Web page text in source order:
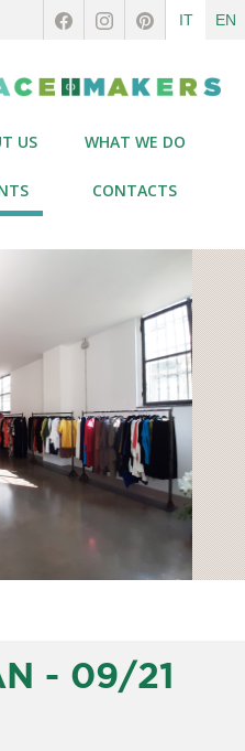
IT EN
US WHAT WE DO
CONTACTS
- 09/21